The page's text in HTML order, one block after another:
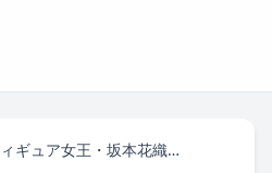
フィギュア女王・坂本花織、引退会見で語る「かけがえのない時間」とサプライズ結婚発表！感動と祝福の未来へ